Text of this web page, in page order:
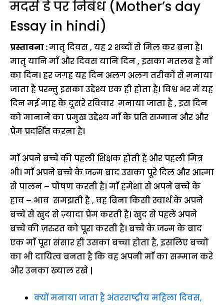
मदर्स डे पर निबंध (Mother’s day
Essay in hindi)
प्रस्तावना :मातृ दिवस , यह 2 शब्दों से मिल कर बना है।
मातृ यानि माँ और दिवस यानि दिन , इसका मतलब है माँ
का दिन। हर जगह यह दिन अलग अलग तरीकों से मनाया
जाता है परन्तु इसका उद्देश्य एक ही होता है। विश्व भर में यह
दिन मई माह के दूसरे रविवार मनाया जाता है , इस दिन
को मानाने का प्रमुख उद्देश्य माँ के प्रति सम्मान और और
प्रेम प्रदर्शित करना है।
माँ अपने बच्चे की पहली शिक्षक होती है और पहली मित्र
भी। माँ अपने बच्चे के जन्म बाद उसका पूरे दिल और आत्मा
से पालन – पोषण करती है। माँ हमेशा से अपने बच्चे के
हाव – भाव समझती है , वह बिना किसी स्वार्थ के अपने
बच्चे से खुद से ज़्यादा प्रेम करती है। खुद से पहले अपने
बच्चे की ज़रुरत को पूरा करती है। बच्चे के जन्म के बाद
एक माँ पूरा संसार ही उसका बच्चा होता है, इसलिए बच्चों
का भी दायित्व बनता है कि वह अपनी माँ का सम्मान करे
और उनका ख्याल रखे |
क्यों मनाया जाता है अंतरराष्ट्रीय महिला दिवस,